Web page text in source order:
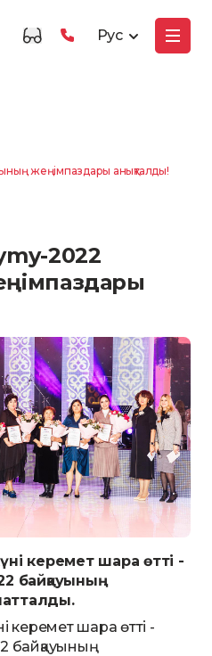
Рус
жеңімпаздары анықталды!
2022
керемет шара өтті -
байқауының
керемет шара өтті -
байқауының